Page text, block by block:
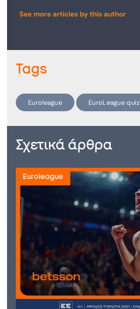
See more articles by this author
Tags
Euroleague EuroLeague quiz
Σχετικά άρθρα
Euroleague